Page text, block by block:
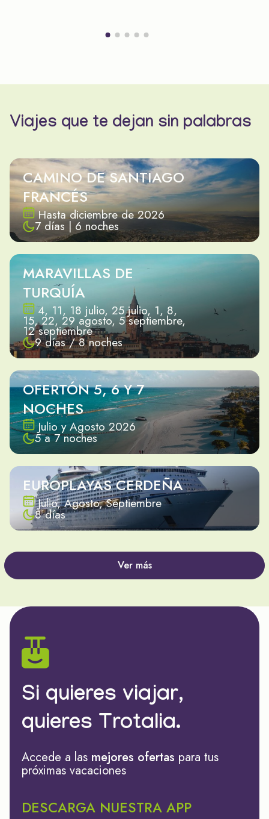
Viajes que te dejan sin palabras
CAMINO DE SANTIAGO
FRANCÉS
Hasta diciembre de 2026
7 días | 6 noches
MARAVILLAS DE
TURQUÍA
4, 11, 18 julio, 25 julio, 1, 8,
15, 22, 29 agosto, 5 septiembre,
12 septiembre
9 días / 8 noches
OFERTÓN 5, 6 Y 7
NOCHES
Julio y Agosto 2026
5 a 7 noches
EUROPLAYAS CERDEÑA
Julio, Agosto, Septiembre
8 días
Ver más
Si quieres viajar,
quieres Trotalia.
Accede a las mejores ofertas para tus
próximas vacaciones
DESCARGA NUESTRA APP